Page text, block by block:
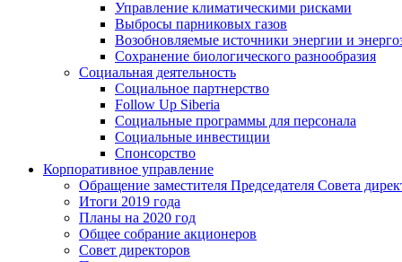
Управление климатическими рисками
Выбросы парниковых газов
Возобновляемые источники энергии и
Сохранение биологического разнообразия
Социальная деятельность
Социальное партнерство
Follow Up Siberia
Социальные программы для персонала
Социальные инвестиции
Спонсорство
Корпоративное управление
Обращение заместителя Председателя Совета
Итоги 2019 года
Планы на 2020 год
Общее собрание акционеров
Совет директоров